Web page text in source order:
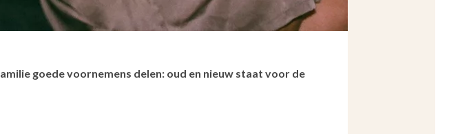
goede voornemens delen: oud en nieuw staat voor de